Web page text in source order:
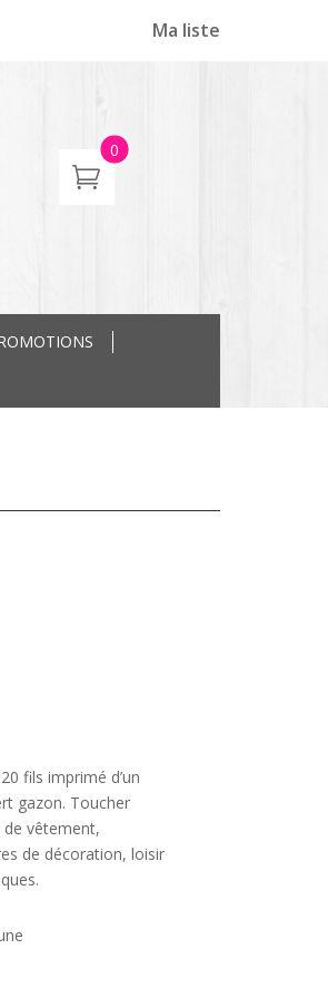
Ma liste
0
fils imprimé d’un
gazon. Toucher
vêtement,
de décoration, loisir